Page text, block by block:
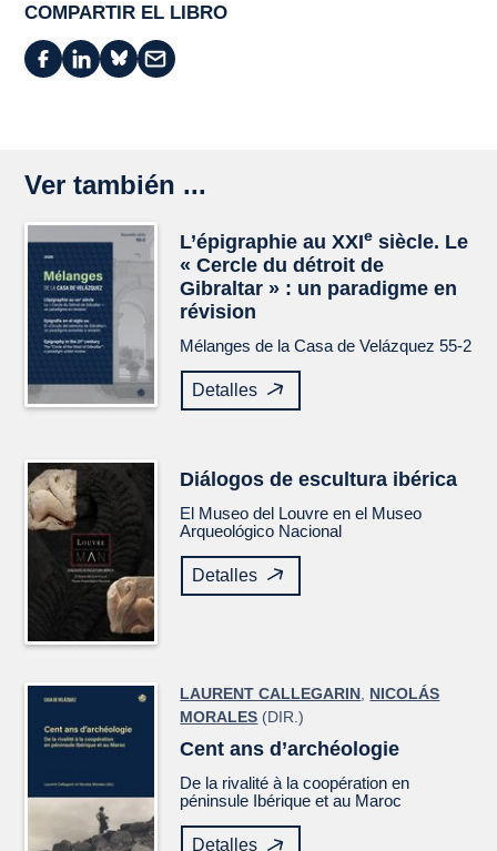
COMPARTIR EL LIBRO
Ver también ...
L’épigraphie au XXIe siècle. Le
« Cercle du détroit de
Gibraltar » : un paradigme en
révision
Mélanges de la Casa de Velázquez 55-2
Detalles
Diálogos de escultura ibérica
El Museo del Louvre en el Museo
Arqueológico Nacional
Detalles
LAURENT CALLEGARIN, NICOLÁS
MORALES (DIR.)
Cent ans d’archéologie
De la rivalité à la coopération en
péninsule Ibérique et au Maroc
Detalles